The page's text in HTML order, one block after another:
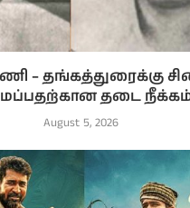
– தங்கத்துரைக்கு
தடை
August 5, 2026